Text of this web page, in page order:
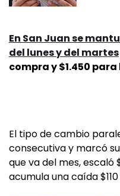
En San Juan se
del lunes y del martes
compra y $1.450
El tipo de cambio
consecutiva y marcó
que va del mes, escaló
acumula una caída